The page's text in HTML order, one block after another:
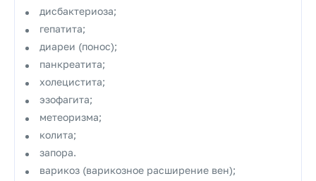
дисбактериоза;
гепатита;
диареи (понос);
панкреатита;
холецистита;
эзофагита;
метеоризма;
колита;
запора.
варикоз (варикозное расширение вен);